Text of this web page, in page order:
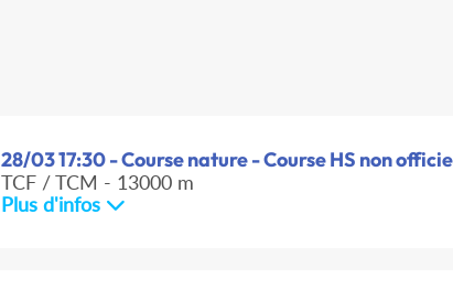
28/03 17:30 - Course nature - Course HS non
TCF / TCM - 13000 m
Plus d'infos